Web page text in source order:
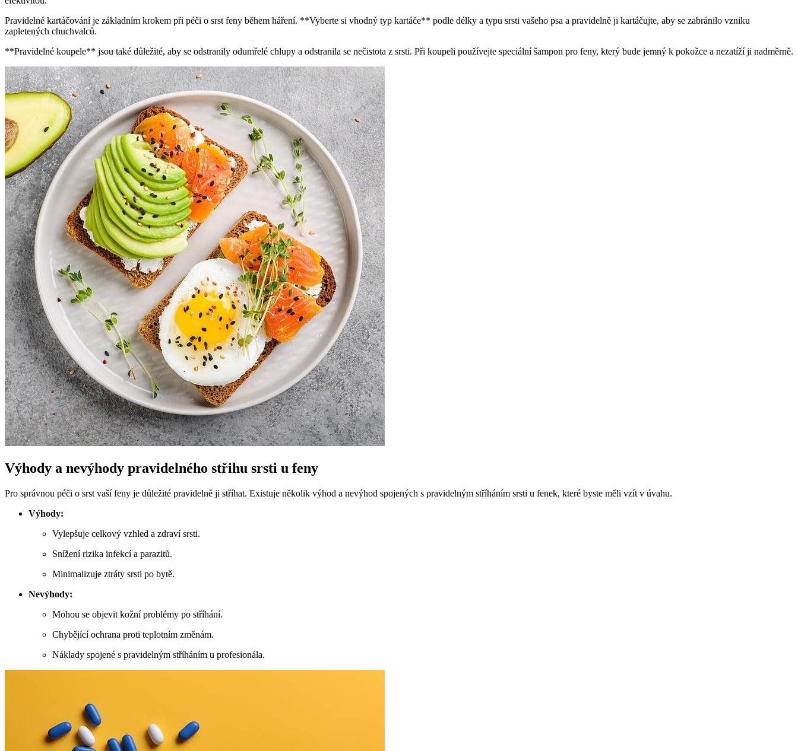
Pravidelné kartáčování je základním krokem při péči o srst feny během háření. **Vyberte si vhodný typ kartáče** podle délky a typu srsti vašeho psa a pravidelně ji kartáčujte, aby se zabránilo vzniku
zapletených chuchvalců.
**Pravidelné koupele** jsou také důležité, aby se odstranily odumřelé chlupy a odstranila se nečistota z srsti. Při koupeli používejte speciální šampon pro feny, který bude jemný k pokožce a nezatíží ji nadměrně.
Výhody a nevýhody pravidelného střihu srsti u feny
Pro správnou péči o srst vaší feny je důležité pravidelně ji stříhat. Existuje několik výhod a nevýhod spojených s pravidelným stříháním srsti u fenek, které byste měli vzít v úvahu.
Výhody:
Vylepšuje celkový vzhled a zdraví srsti.
Snížení rizika infekcí a parazitů.
Minimalizuje ztráty srsti po bytě.
Nevýhody:
Mohou se objevit kožní problémy po stříhání.
Chybějící ochrana proti teplotním změnám.
Náklady spojené s pravidelným stříháním u profesionála.